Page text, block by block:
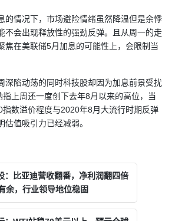
的情况下，市场避险情绪虽然降温但是余悸
不会出现释放性的强劲反弹。且从周一的走
焦在美联储5月加息的可能性上，会限制当
深陷动荡的同时科技股却因为加息前景受扰
指上周还一度创下去年8月以来的高位，当
数溢价程度与2020年8月大流行时期反弹
值吸引力已经减弱。
：比亚迪营收翻番，净利润翻四倍
余，行业领导地位稳固